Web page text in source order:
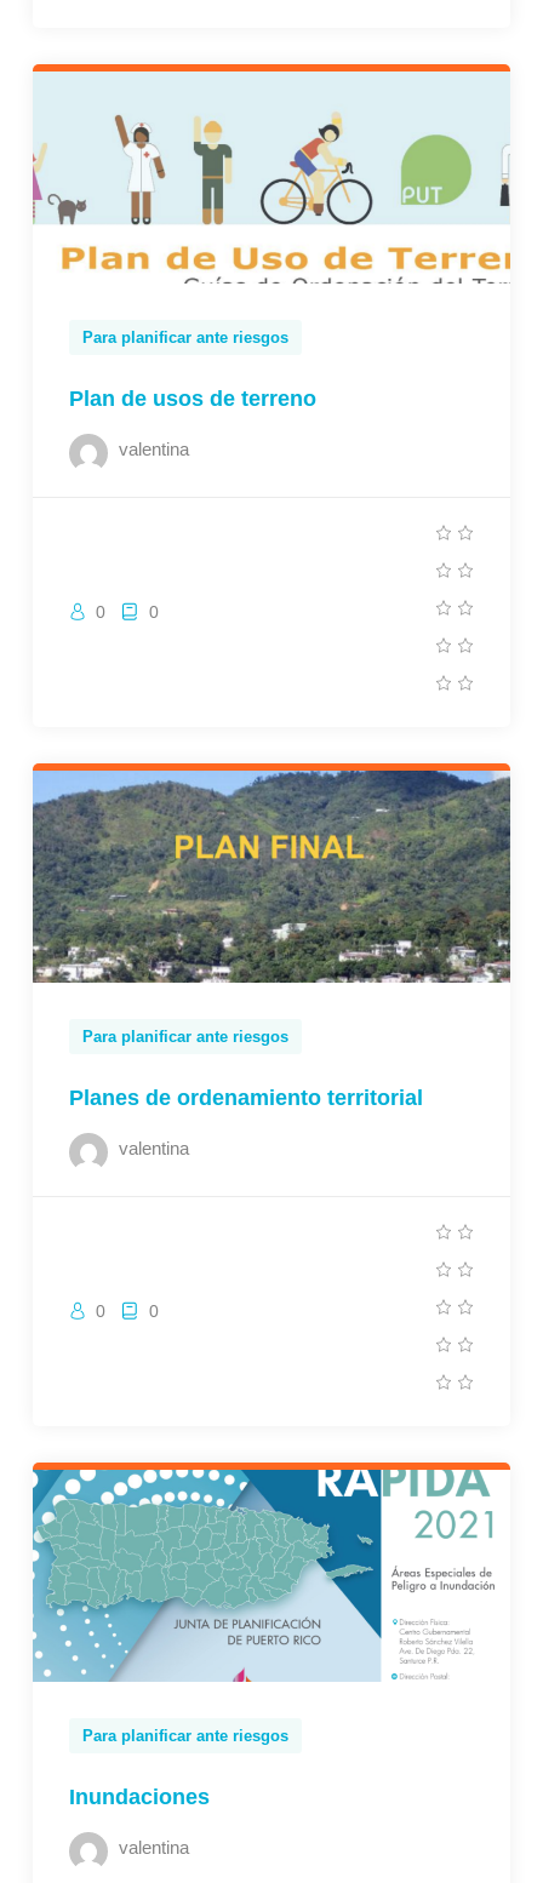
Para planificar ante riesgos
Plan de usos de terreno
valentina
0 0
Para planificar ante riesgos
Planes de ordenamiento territorial
valentina
0 0
Para planificar ante riesgos
Inundaciones
valentina